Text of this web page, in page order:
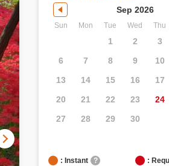
Sep 2026
Sun Mon Tue Wed Thu
1 2 3
6
7 8 9 10
13
14 15 16 17
20
21 22 23 24
27
28 29 30
: Instant ? :